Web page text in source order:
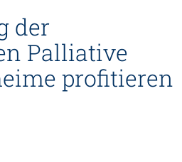
der
Palliative
profitieren